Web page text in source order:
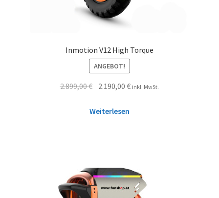
Inmotion V12 High Torque
ANGEBOT!
2.899,00€ 2.190,00€ inkl. MwSt.
Weiterlesen